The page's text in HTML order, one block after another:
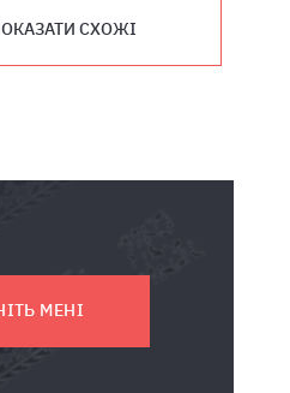
СХОЖІ
МЕНІ